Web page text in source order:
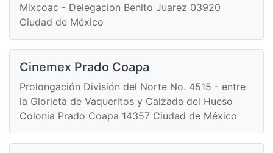
Mixcoac - Delegacion Benito Juarez 03920
Ciudad de México
Cinemex Prado Coapa
Prolongación División del Norte No. 4515 - entre
la Glorieta de Vaqueritos y Calzada del Hueso
Colonia Prado Coapa 14357 Ciudad de México